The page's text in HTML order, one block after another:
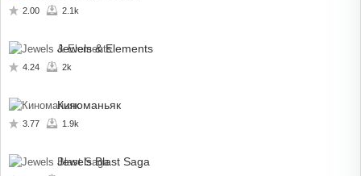
2.00 2.1k
Jewels & Elements
4.24 2k
Киноманьяк
3.77 1.9k
Jewels Blast Saga